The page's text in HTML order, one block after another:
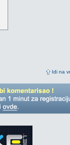
Idi na